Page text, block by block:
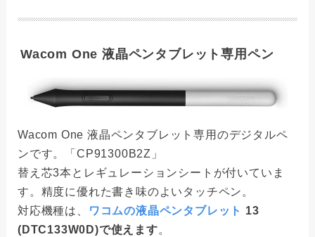
Wacom One 液晶ペンタブレット専用ペン
Wacom One 液晶ペンタブレット専用のデジタルペ
ンです。「CP91300B2Z」
替え芯3本とレギュレーションシートが付いていま
す。精度に優れた書き味のよいタッチペン。
対応機種は、
ワコムの液晶ペンタブレット 13
(DTC133W0D)で使えます。